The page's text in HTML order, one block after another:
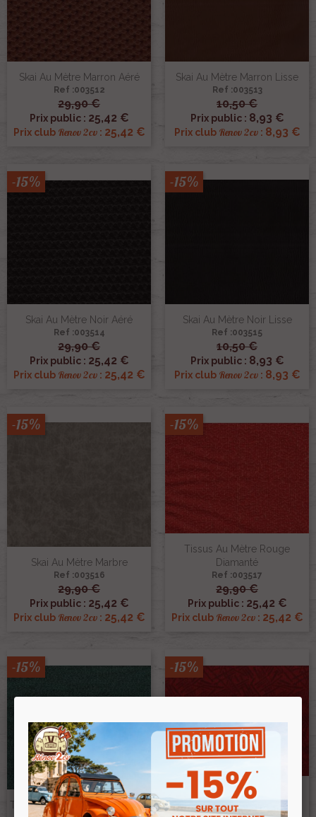
Skai Au Mètre Marron Aéré
Ref :003512
29,90 €
Prix public : 25,42 €
Prix club Renov 2cv: 25,42 €
Skai Au Mètre Marron Lisse
Ref :003513
10,50 €
Prix public : 8,93 €
Prix club Renov 2cv: 8,93 €
Skai Au Mètre Noir Aéré
Ref :003514
29,90 €
Prix public : 25,42 €
Prix club Renov 2cv: 25,42 €
-15%
Skai Au Mètre Noir Lisse
Ref :003515
10,50 €
Prix public : 8,93 €
Prix club Renov 2cv: 8,93 €
-15%
Skai Au Mètre Marbre
Ref :003516
29,90 €
Prix public : 25,42 €
Prix club Renov 2cv: 25,42 €
-15%
Tissus Au Mètre Rouge
Diamanté
Ref :003517
29,90 €
Prix public : 25,42 €
Prix club Renov 2cv: 25,42 €
-15%
Tissus Au Mètre Vert Diamanté
-15%
Tissus Au Mètre Rouge
Batonnet
-15%